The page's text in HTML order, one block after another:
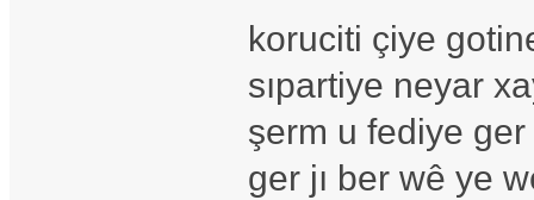
koruciti çiye
sıpartiye neyar
şerm u fediye ger
ger jı ber wê ye